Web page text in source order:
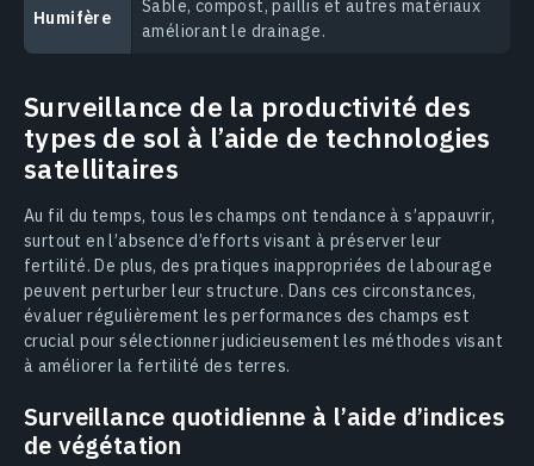
Humifère
Sable, compost, paillis et autres matériaux
améliorant le drainage.
Surveillance de la productivité des
types de sol à l’aide de technologies
satellitaires
Au fil du temps, tous les champs ont tendance à s’appauvrir,
surtout en l’absence d’efforts visant à préserver leur
fertilité. De plus, des pratiques inappropriées de labourage
peuvent perturber leur structure. Dans ces circonstances,
évaluer régulièrement les performances des champs est
crucial pour sélectionner judicieusement les méthodes visant
à améliorer la fertilité des terres.
Surveillance quotidienne à l’aide d’indices
de végétation